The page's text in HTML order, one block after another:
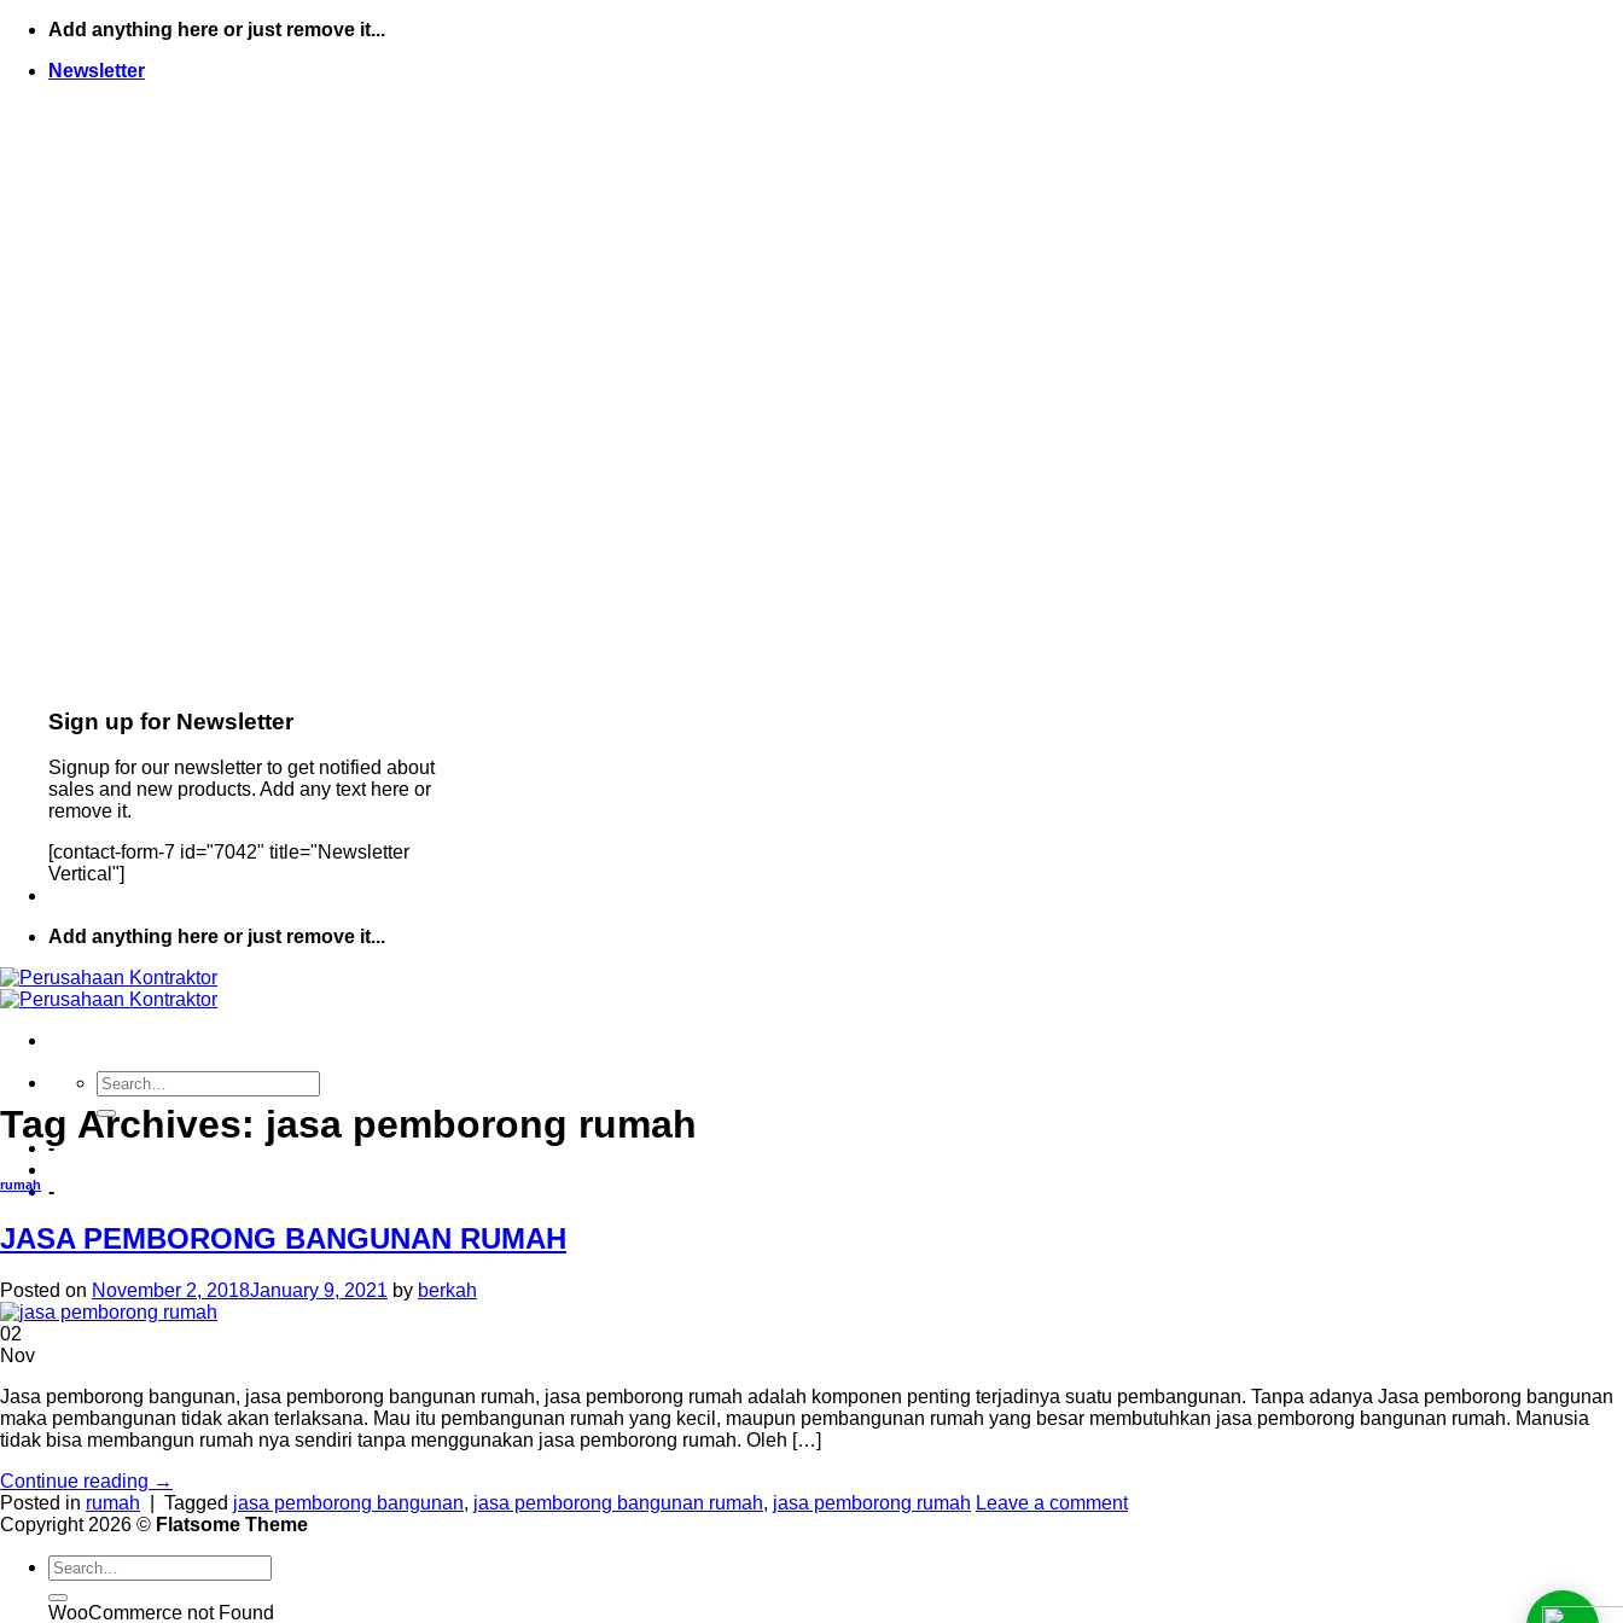
Skip
content
Add anything here or just remove it...
Newsletter
Sign up for Newsletter
Signup for our newsletter to get notified about
sales and new products. Add any text here or
remove it.
[contact-form-7 id="7042" title="Newsletter
Vertical"]
Add anything here or just remove it...
-
-
Tag Archives: jasa pemborong rumah
rumah
JASA PEMBORONG BANGUNAN RUMAH
Posted on November 2, 2018January 9, 2021 by berkah
02
Nov
Jasa pemborong bangunan, jasa pemborong bangunan rumah, jasa pemborong rumah adalah komponen penting terjadinya suatu pembangunan. Tanpa adanya Jasa pemborong bangunan
maka pembangunan tidak akan terlaksana. Mau itu pembangunan rumah yang kecil, maupun pembangunan rumah yang besar membutuhkan jasa pemborong bangunan rumah. Manusia
tidak bisa membangun rumah nya sendiri tanpa menggunakan jasa pemborong rumah. Oleh […]
Continue reading →
Posted in rumah Tagged jasa pemborong bangunan, jasa pemborong bangunan rumah, jasa pemborong rumah Leave a comment
Copyright 2026 © Flatsome Theme
WooCommerce not Found